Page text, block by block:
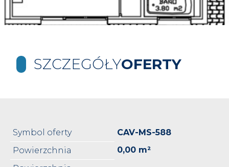
SZCZEGÓŁYOFERTY
Symbol oferty
CAV-MS-588
Powierzchnia
0,00 m²